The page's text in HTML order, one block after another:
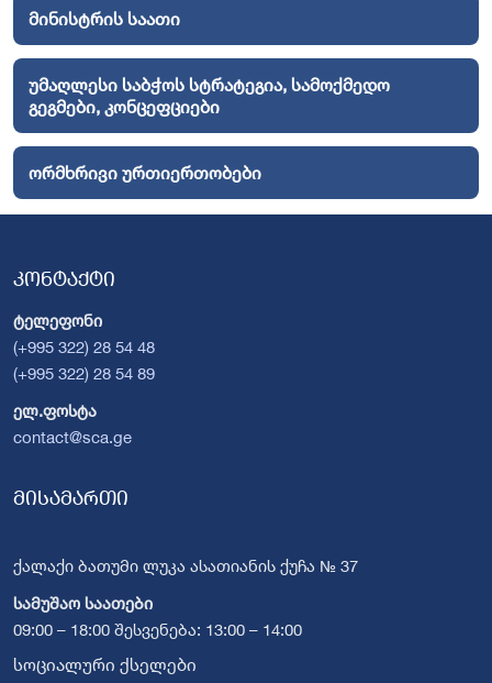
მინისტრის საათი
უმაღლესი საბჭოს სტრატეგია, სამოქმედო
გეგმები, კონცეფციები
ორმხრივი ურთიერთობები
კონტაქტი
ტელეფონი
(+995 322) 28 54 48
(+995 322) 28 54 89
ელ.ფოსტა
contact@sca.ge
მისამართი
ქალაქი ბათუმი ლუკა ასათიანის ქუჩა № 37
სამუშაო საათები
09:00 – 18:00 შესვენება: 13:00 – 14:00
სოციალური ქსელები